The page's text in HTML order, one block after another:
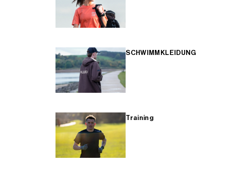
SCHWIMMKLEIDUNG
Training